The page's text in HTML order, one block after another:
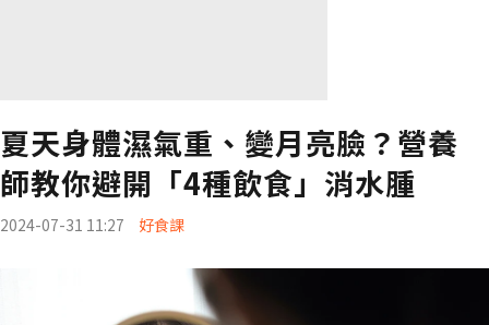
夏天身體濕氣重、變月亮臉？營養
師教你避開「4種飲食」消水腫
2024-07-31 11:27 好食課